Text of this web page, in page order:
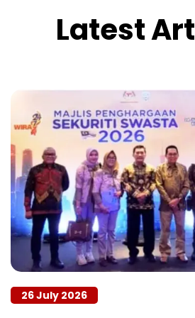
Latest
26 July 2026